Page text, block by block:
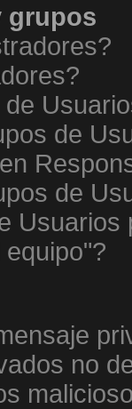
grupos
de
de
Usuarios
no